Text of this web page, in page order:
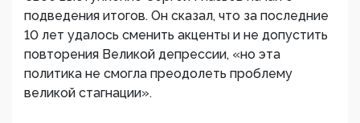
подведения итогов. Он сказал, что за последние
10 лет удалось сменить акценты и не допустить
повторения Великой депрессии, «но эта
политика не смогла преодолеть проблему
великой стагнации».